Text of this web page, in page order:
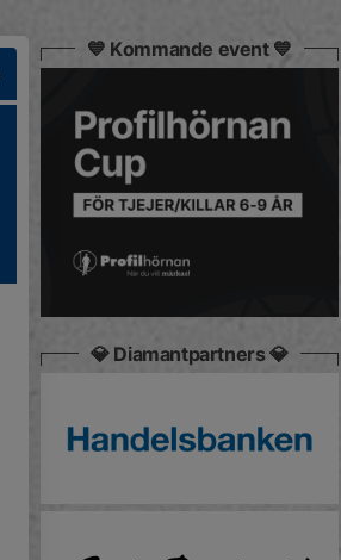
💙 Kommande event 💙
💎 Diamantpartners 💎